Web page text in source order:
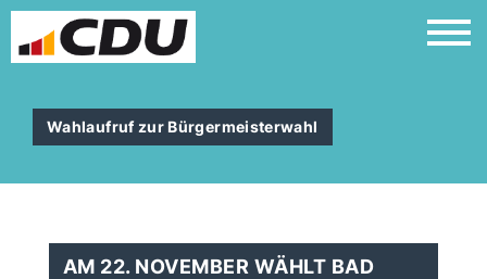
Wahlaufruf zur Bürgermeisterwahl
AM 22. NOVEMBER WÄHLT BAD